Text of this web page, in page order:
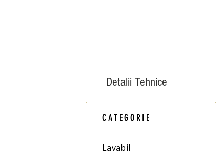
Detalii Tehnice
CATEGORIE
Lavabil